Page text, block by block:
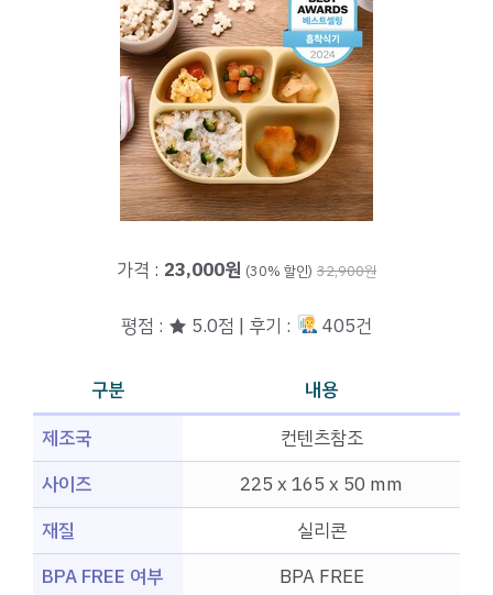
가격 : 23,000원 (30% 할인) 32,900원
평점 : ★ 5.0점 | 후기 : 405건
구분
내용
제조국
컨텐츠참조
사이즈
225 x 165 x 50 mm
재질
실리콘
BPA FREE 여부
BPA FREE